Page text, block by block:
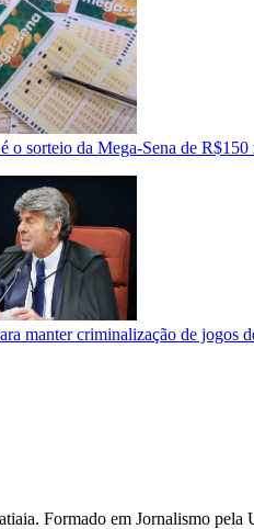
o sorteio da Mega-Sena de
manter criminalização de jogos
Formado em Jornalismo